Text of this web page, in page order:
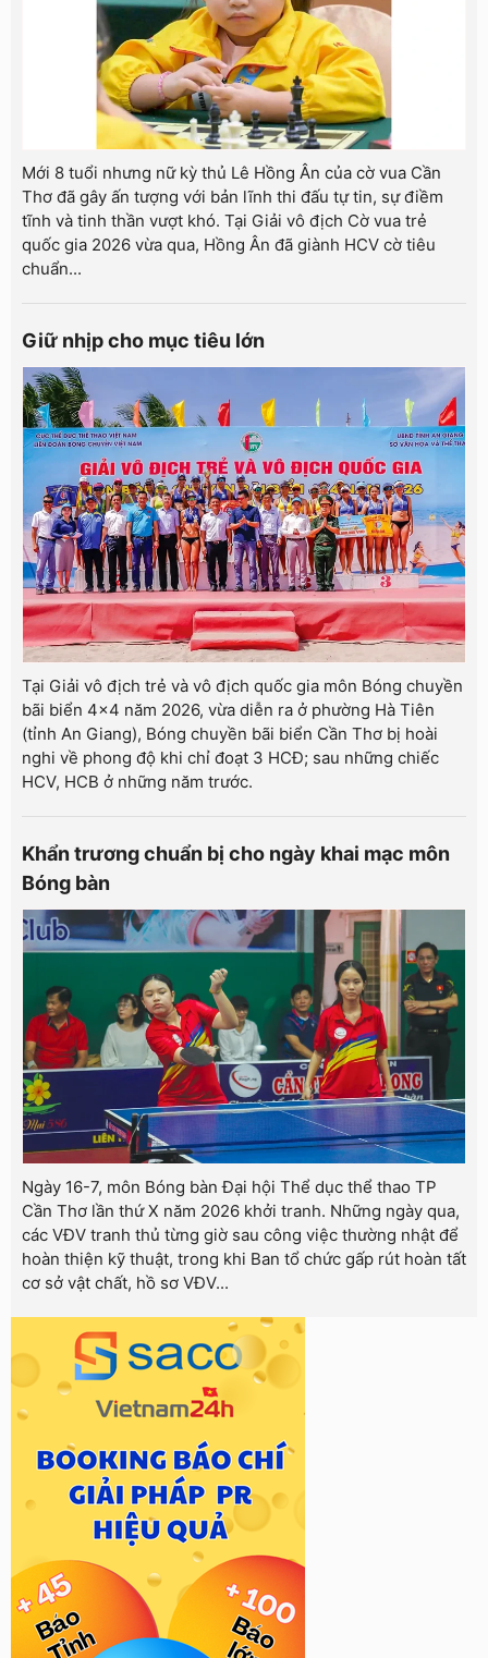
Mới 8 tuổi nhưng nữ kỳ thủ Lê Hồng Ân của cờ vua Cần
Thơ đã gây ấn tượng với bản lĩnh thi đấu tự tin, sự điềm
tĩnh và tinh thần vượt khó. Tại Giải vô địch Cờ vua trẻ
quốc gia 2026 vừa qua, Hồng Ân đã giành HCV cờ tiêu
chuẩn...
Giữ nhịp cho mục tiêu lớn
Tại Giải vô địch trẻ và vô địch quốc gia môn Bóng chuyền
bãi biển 4x4 năm 2026, vừa diễn ra ở phường Hà Tiên
(tỉnh An Giang), Bóng chuyền bãi biển Cần Thơ bị hoài
nghi về phong độ khi chỉ đoạt 3 HCĐ; sau những chiếc
HCV, HCB ở những năm trước.
Khẩn trương chuẩn bị cho ngày khai mạc môn
Bóng bàn
Ngày 16-7, môn Bóng bàn Đại hội Thể dục thể thao TP
Cần Thơ lần thứ X năm 2026 khởi tranh. Những ngày qua,
các VĐV tranh thủ từng giờ sau công việc thường nhật để
hoàn thiện kỹ thuật, trong khi Ban tổ chức gấp rút hoàn tất
cơ sở vật chất, hồ sơ VĐV...